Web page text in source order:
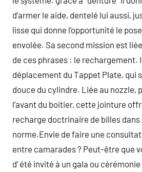
d’armer le aide, dentelé lui aussi,
lisse qui donne l’opportunité le
envolée. Sa second mission est
de ces phrases : le rechargement.
déplacement du Tappet Plate, qui
douce du cylindre. Liée au nozzle,
l’avant du boitier, cette jointure
recharge doctrinaire de billes dans
norme.Envie de faire une
entre camarades ? Peut-être que
d’ été invité à un gala ou